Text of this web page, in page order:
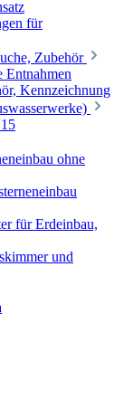
für
Zubehör
Entnahmen
Kennzeichnung
ohne
für Erdeinbau,
und